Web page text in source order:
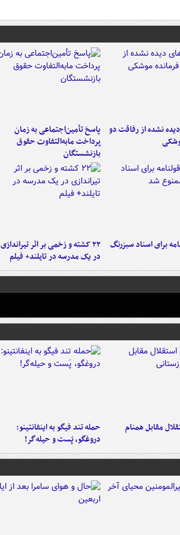
نشده از رفاقت دو
پاسخ تأمین‌اجتماعی به زمان
پرداخت مابه‌التفاوت حقوق
بازنشستگان
برای اسناد سبزرنگ
۲۲ کشته و زخمی بر اثر تیراندازی
در یک مدرسه در تایلند+ فیلم
مقابل همنام
حمله تند فیگو به اینفانتینو:
دروغگو، پَست‌ و حیله‌گر!